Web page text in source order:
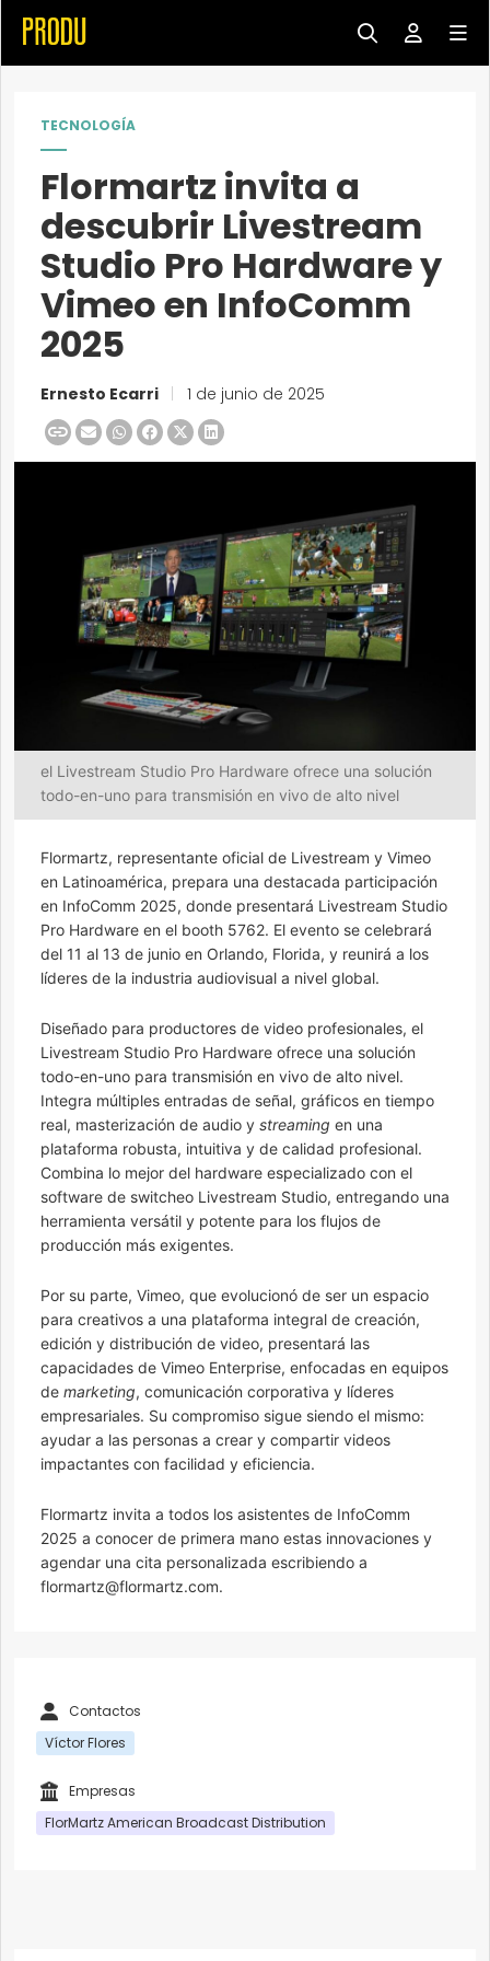
TECNOLOGÍA
Flormartz invita a
descubrir Livestream
Studio Pro Hardware y
Vimeo en InfoComm
2025
Ernesto Ecarri 1 de junio de 2025
el Livestream Studio Pro Hardware ofrece una solución
todo-en-uno para transmisión en vivo de alto nivel
Flormartz, representante oficial de Livestream y Vimeo
en Latinoamérica, prepara una destacada participación
en InfoComm 2025, donde presentará Livestream Studio
Pro Hardware en el booth 5762. El evento se celebrará
del 11 al 13 de junio en Orlando, Florida, y reunirá a los
líderes de la industria audiovisual a nivel global.
Diseñado para productores de video profesionales, el
Livestream Studio Pro Hardware ofrece una solución
todo-en-uno para transmisión en vivo de alto nivel.
Integra múltiples entradas de señal, gráficos en tiempo
real, masterización de audio y streaming en una
plataforma robusta, intuitiva y de calidad profesional.
Combina lo mejor del hardware especializado con el
software de switcheo Livestream Studio, entregando una
herramienta versátil y potente para los flujos de
producción más exigentes.
Por su parte, Vimeo, que evolucionó de ser un espacio
para creativos a una plataforma integral de creación,
edición y distribución de video, presentará las
capacidades de Vimeo Enterprise, enfocadas en equipos
de marketing, comunicación corporativa y líderes
empresariales. Su compromiso sigue siendo el mismo:
ayudar a las personas a crear y compartir videos
impactantes con facilidad y eficiencia.
Flormartz invita a todos los asistentes de InfoComm
2025 a conocer de primera mano estas innovaciones y
agendar una cita personalizada escribiendo a
flormartz@flormartz.com.
Contactos
Víctor Flores
Empresas
FlorMartz American Broadcast Distribution